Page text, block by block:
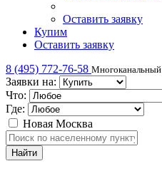
Оставить заявку
Купим
Оставить заявку
8 (495) 772-76-58 Многоканальный
Заявки на:
Что:
Где:
Новая Москва